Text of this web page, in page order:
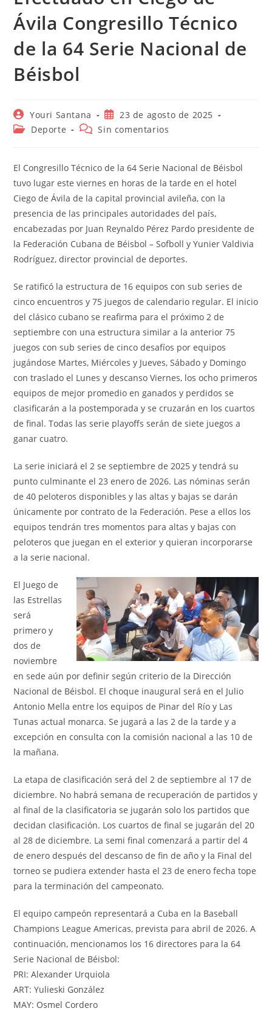
Ávila Congresillo Técnico
de la 64 Serie Nacional de
Béisbol
Autor
de
la
Youri Santana
Publicación
de
23 de agosto de 2025
Categoría
entrada:
Deporte
Comentarios
entrada:
Sin comentarios
El Congresillo Técnico de la 64 Serie Nacional de Béisbol
tuvo lugar este viernes en horas de la tarde en el hotel
Ciego de Ávila de la capital provincial avileña, con la
presencia de las principales autoridades del país,
encabezadas por Juan Reynaldo Pérez Pardo presidente de
la Federación Cubana de Béisbol – Sofboll y Yunier Valdivia
Rodríguez, director provincial de deportes.
Se ratificó la estructura de 16 equipos con sub series de
cinco encuentros y 75 juegos de calendario regular. El inicio
del clásico cubano se reafirma para el próximo 2 de
septiembre con una estructura similar a la anterior 75
juegos con sub series de cinco desafíos por equipos
jugándose Martes, Miércoles y Jueves, Sábado y Domingo
con traslado el Lunes y descanso Viernes, los ocho primeros
equipos de mejor promedio en ganados y perdidos se
clasificarán a la postemporada y se cruzarán en los cuartos
de final. Todas las serie playoffs serán de siete juegos a
ganar cuatro.
La serie iniciará el 2 se septiembre de 2025 y tendrá su
punto culminante el 23 enero de 2026. Las nóminas serán
de 40 peloteros disponibles y las altas y bajas se darán
únicamente por contrato de la Federación. Pese a ellos los
equipos tendrán tres momentos para altas y bajas con
peloteros que juegan en el exterior y quieran incorporarse
a la serie nacional.
El Juego de
las Estrellas
será
primero y
dos de
noviembre
en sede aún por definir según criterio de la Dirección
Nacional de Béisbol. El choque inaugural será en el Julio
Antonio Mella entre los equipos de Pinar del Río y Las
Tunas actual monarca. Se jugará a las 2 de la tarde y a
excepción en consulta con la comisión nacional a las 10 de
la mañana.
La etapa de clasificación será del 2 de septiembre al 17 de
diciembre. No habrá semana de recuperación de partidos y
al final de la clasificatoria se jugarán solo los partidos que
decidan clasificación. Los cuartos de final se jugarán del 20
al 28 de diciembre. La semi final comenzará a partir del 4
de enero después del descanso de fin de año y la Final del
torneo se pudiera extender hasta el 23 de enero fecha tope
para la terminación del campeonato.
El equipo campeón representará a Cuba en la Baseball
Champions League Americas, prevista para abril de 2026. A
continuación, mencionamos los 16 directores para la 64
Serie Nacional de Béisbol:
PRI: Alexander Urquiola
ART: Yulieski González
MAY: Osmel Cordero